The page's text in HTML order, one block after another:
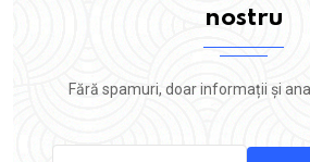
nostru
Fără spamuri, doar informații și